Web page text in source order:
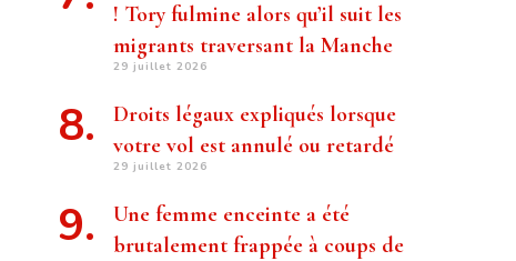
! Tory fulmine alors qu’il suit les
migrants traversant la Manche
29 juillet 2026
Droits légaux expliqués lorsque
votre vol est annulé ou retardé
29 juillet 2026
Une femme enceinte a été
brutalement frappée à coups de